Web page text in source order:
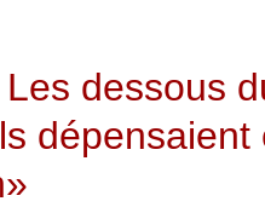
Les dessous
dépensaient